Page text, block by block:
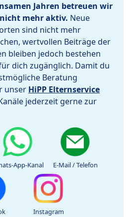
Jahren betreuen wir
mehr aktiv. Neue
sind nicht mehr
wertvollen Beiträge der
bleiben jedoch bestehen
dich zugänglich. Damit du
Beratung
unser HiPP Elternservice
jederzeit gerne zur
App-Kanal E-Mail / Telefon
Instagram